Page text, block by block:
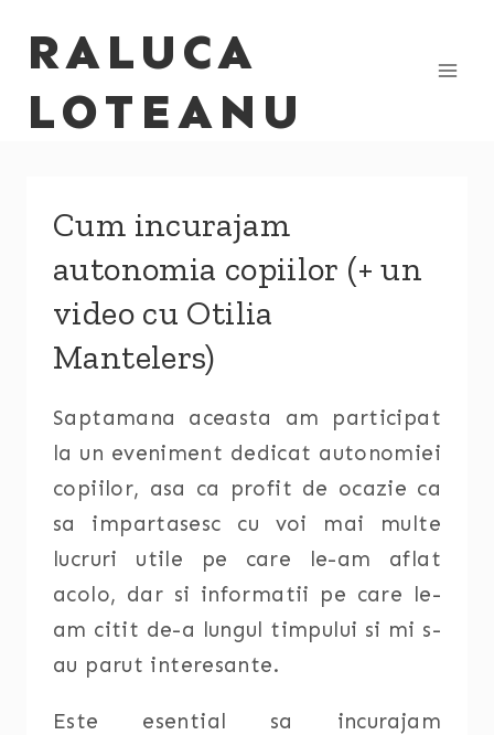
RALUCA
LOTEANU
Cum incurajam
autonomia copiilor (+ un
video cu Otilia
Mantelers)
Saptamana aceasta am participat
la un eveniment dedicat autonomiei
copiilor, asa ca profit de ocazie ca
sa impartasesc cu voi mai multe
lucruri utile pe care le-am aflat
acolo, dar si informatii pe care le-
am citit de-a lungul timpului si mi s-
au parut interesante.
Este esential sa incurajam